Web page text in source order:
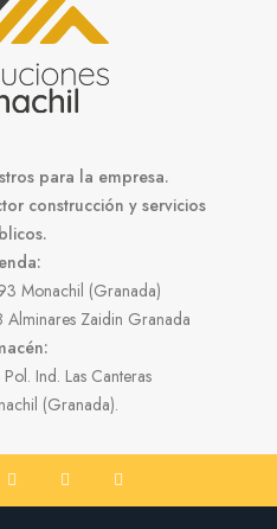
para la empresa.
construcción y servicios
Monachil (Granada)
Zaidin Granada
Ind. Las Canteras
(Granada).